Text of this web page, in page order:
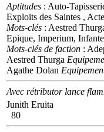
Aptitudes : Auto-
Exploits des Saintes ,
Mots-clés : Aestred
Epique, Imperium,
Mots-clés de faction :
Aestred Thurga
Agathe Dolan
Avec rétributor lance
Junith Eruita
80